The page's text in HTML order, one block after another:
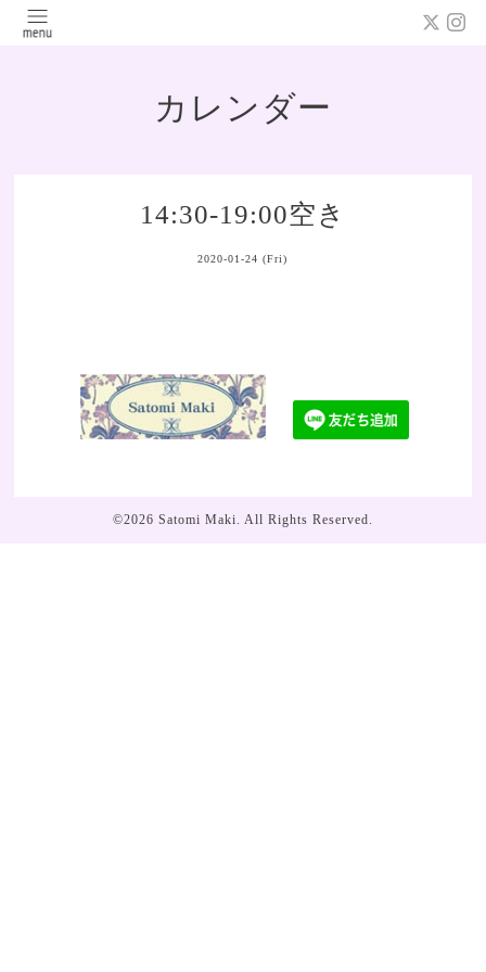
カレンダー
14:30-19:00空き
2020-01-24 (Fri)
©2026 Satomi Maki. All Rights Reserved.